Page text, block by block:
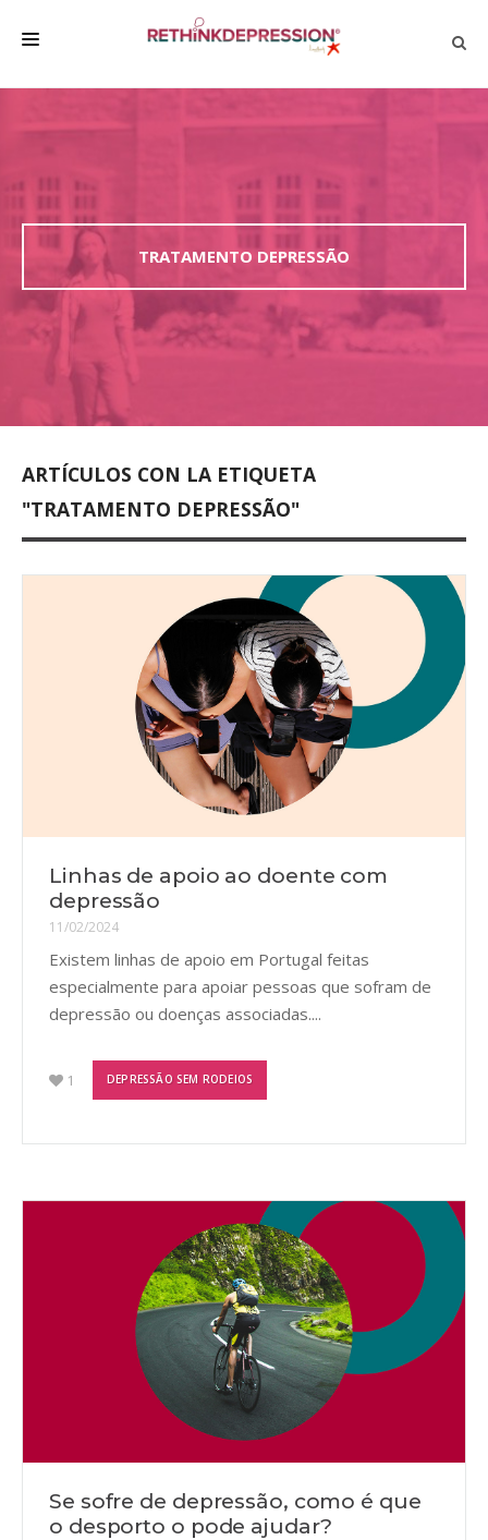
HABLAR CON LOS DEMÁS
BIENESTAR
FAMILIA Y AMIGOS
EMPRESA
DEPRESSÃO SEM RODEIOS
TRATAMENTO DEPRESSÃO
ARTÍCULOS CON LA ETIQUETA
"TRATAMENTO DEPRESSÃO"
Linhas de apoio ao doente com
depressão
11/02/2024
Existem linhas de apoio em Portugal feitas
especialmente para apoiar pessoas que sofram de
depressão ou doenças associadas....
1 DEPRESSÃO SEM RODEIOS
Se sofre de depressão, como é que
o desporto o pode ajudar?